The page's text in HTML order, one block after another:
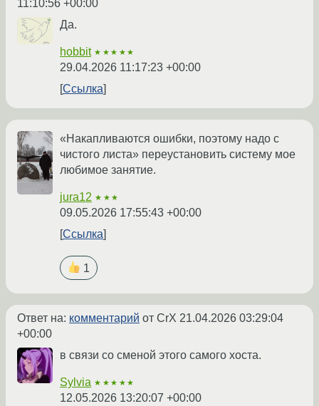
11:10:56 +00:00
Да.
hobbit ★★★★★
29.04.2026 11:17:23 +00:00
Ссылка
«Накапливаются ошибки, поэтому надо с
чистого листа» переустановить систему мое
любимое занятие.
jura12 ★★★
09.05.2026 17:55:43 +00:00
Ссылка
1
Ответ на: комментарий от CrX 21.04.2026 03:29:04
+00:00
в связи со сменой этого самого хоста.
Sylvia ★★★★★
12.05.2026 13:20:07 +00:00